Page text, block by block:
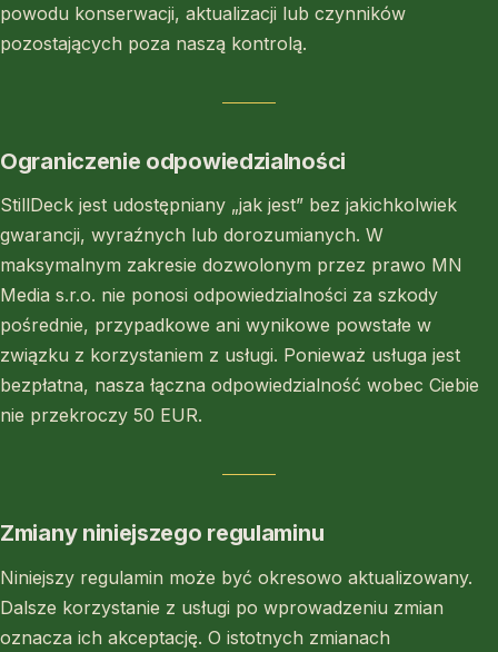
powodu konserwacji, aktualizacji lub czynników
pozostających poza naszą kontrolą.
Ograniczenie odpowiedzialności
StillDeck jest udostępniany „jak jest” bez jakichkolwiek
gwarancji, wyraźnych lub dorozumianych. W
maksymalnym zakresie dozwolonym przez prawo MN
Media s.r.o. nie ponosi odpowiedzialności za szkody
pośrednie, przypadkowe ani wynikowe powstałe w
związku z korzystaniem z usługi. Ponieważ usługa jest
bezpłatna, nasza łączna odpowiedzialność wobec Ciebie
nie przekroczy 50 EUR.
Zmiany niniejszego regulaminu
Niniejszy regulamin może być okresowo aktualizowany.
Dalsze korzystanie z usługi po wprowadzeniu zmian
oznacza ich akceptację. O istotnych zmianach